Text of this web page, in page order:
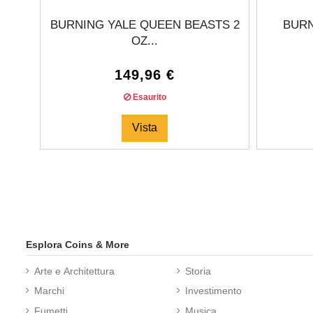
BURNING YALE QUEEN BEASTS 2
OZ...
149,96 €
Esaurito
Vista
Esplora Coins & More
Arte e Architettura
Marchi
Fumetti
Storia
Investimento
Musica